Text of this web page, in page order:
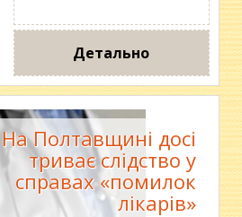
Детально
На Полтавщині досі
триває слідство у
справах «помилок
лікарів»